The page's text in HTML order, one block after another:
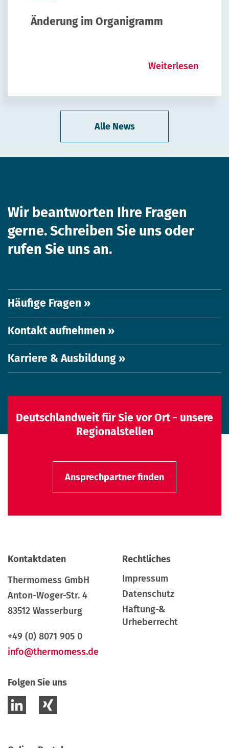
Änderung im Organigramm
Weiterlesen
Alle News
Wir beantworten Ihre Fragen
gerne. Schreiben Sie unsoder
rufen Sie uns an.
Häufige Fragen »
Kontakt aufnehmen »
Karriere & Ausbildung »
Deutschlandweit für Sie vor Ort - unsere
Regionalstellen
Ansprechpartner finden
Kontaktdaten
Thermomess GmbH
Anton-Woger-Str. 4
83512 Wasserburg
+49 (0) 8071 905 0
info@thermomess.de
Rechtliches
Impressum
Datenschutz
Haftung-&
Urheberrecht
Folgen Sie uns